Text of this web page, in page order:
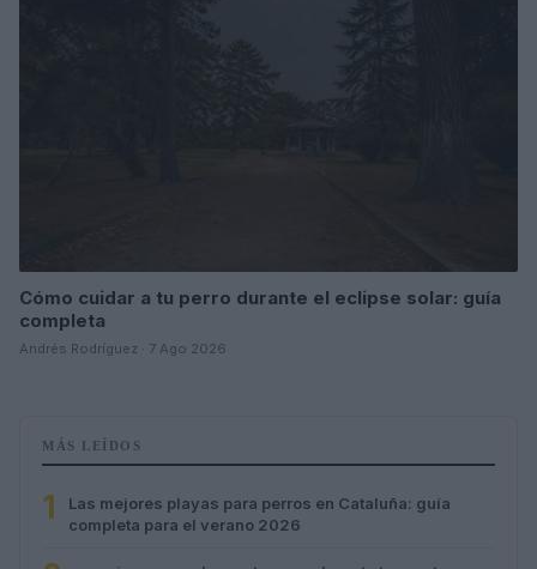
Cómo cuidar a tu perro durante el eclipse solar: guía
completa
Andrés Rodríguez · 7 Ago 2026
MÁS LEÍDOS
1
Las mejores playas para perros en Cataluña: guía
completa para el verano 2026